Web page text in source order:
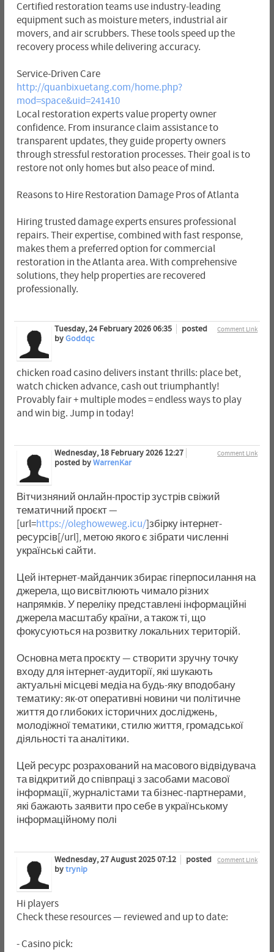
Certified restoration teams use industry-leading
equipment such as moisture meters, industrial air
movers, and air scrubbers. These tools speed up the
recovery process while delivering accuracy.
Service-Driven Care
http://quanbixuetang.com/home.php?
mod=space&uid=241410
Local restoration experts value property owner
confidence. From insurance claim assistance to
transparent updates, they guide property owners
through stressful restoration processes. Their goal is to
restore not only homes but also peace of mind.
Reasons to Hire Restoration Damage Pros of Atlanta
Hiring trusted damage experts ensures professional
repairs. Their expertise, combined with fast response,
makes them a preferred option for commercial
restoration in the Atlanta area. With comprehensive
solutions, they help properties are recovered
professionally.
Comment Link
Tuesday, 24 February 2026 06:35
posted
byGoddqc
chicken road casino delivers instant thrills: place bet,
watch chicken advance, cash out triumphantly!
Provably fair + multiple modes = endless ways to play
and win big. Jump in today!
Comment Link
Wednesday, 18 February 2026 12:27
posted byWarrenKar
Вітчизняний онлайн-простір зустрів свіжий
тематичний проєкт —
[url=https://oleghoweweg.icu/]збірку інтернет-
ресурсів[/url], метою якого є зібрати численні
українські сайти.
Цей інтернет-майданчик збирає гіперпосилання на
джерела, що висвітлюють чимало різних
напрямків. У переліку представлені інформаційні
джерела масштабу країни, а також ті, що
фокусуються на розвитку локальних територій.
Основна мета проєкту — створити зручну точку
входу для інтернет-аудиторії, які шукають
актуальні місцеві медіа на будь-яку вподобану
тематику: як-от оперативні новини чи політичне
життя до глибоких історичних досліджень,
молодіжної тематики, стилю життя, громадської
діяльності та аналітики.
Цей ресурс розрахований на масового відвідувача
та відкритий до співпраці з засобами масової
інформації, журналістами та бізнес-партнерами,
які бажають заявити про себе в українському
інформаційному полі
Comment Link
Wednesday, 27 August 2025 07:12
posted
bytrynip
Hi players
Check these resources — reviewed and up to date:
- Casino pick: